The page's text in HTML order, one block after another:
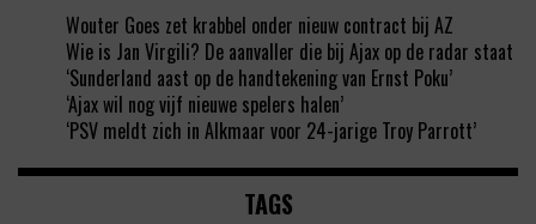
Wouter Goes zet krabbel onder nieuw contract bij AZ
Wie is Jan Virgili? De aanvaller die bij Ajax op de radar staat
‘Sunderland aast op de handtekening van Ernst Poku’
‘Ajax wil nog vijf nieuwe spelers halen’
‘PSV meldt zich in Alkmaar voor 24-jarige Troy Parrott’
TAGS